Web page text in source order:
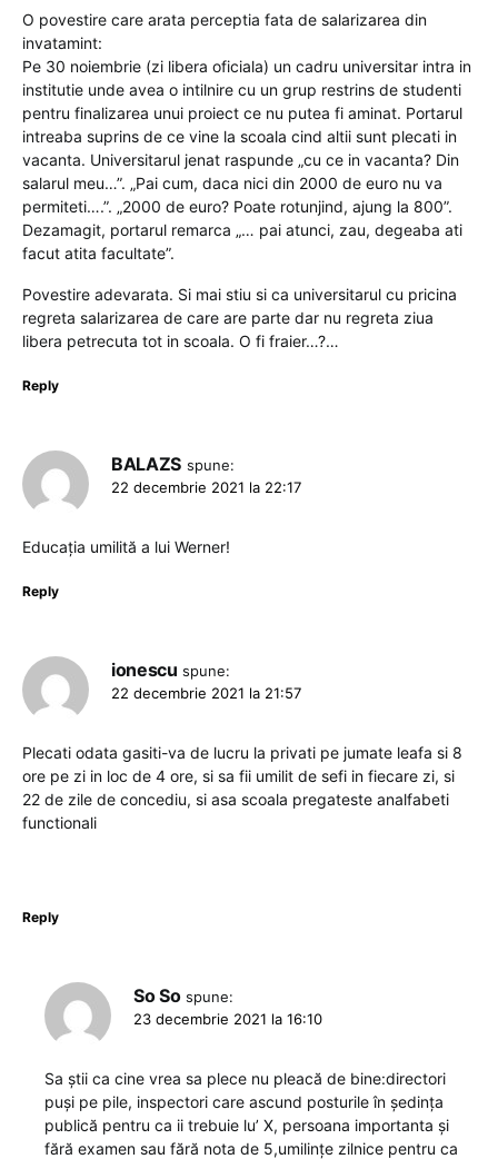
O povestire care arata perceptia fata de salarizarea din
invatamint:
Pe 30 noiembrie (zi libera oficiala) un cadru universitar intra in
institutie unde avea o intilnire cu un grup restrins de studenti
pentru finalizarea unui proiect ce nu putea fi aminat. Portarul
intreaba suprins de ce vine la scoala cind altii sunt plecati in
vacanta. Universitarul jenat raspunde „cu ce in vacanta? Din
salarul meu…”. „Pai cum, daca nici din 2000 de euro nu va
permiteti….”. „2000 de euro? Poate rotunjind, ajung la 800”.
Dezamagit, portarul remarca „… pai atunci, zau, degeaba ati
facut atita facultate”.
Povestire adevarata. Si mai stiu si ca universitarul cu pricina
regreta salarizarea de care are parte dar nu regreta ziua
libera petrecuta tot in scoala. O fi fraier…?…
Reply
BALAZS spune:
22 decembrie 2021 la 22:17
Educația umilită a lui Werner!
Reply
ionescu spune:
22 decembrie 2021 la 21:57
Plecati odata gasiti-va de lucru la privati pe jumate leafa si 8
ore pe zi in loc de 4 ore, si sa fii umilit de sefi in fiecare zi, si
22 de zile de concediu, si asa scoala pregateste analfabeti
functionali
Reply
So So spune:
23 decembrie 2021 la 16:10
Sa știi ca cine vrea sa plece nu pleacă de bine:directori
puși pe pile, inspectori care ascund posturile în ședința
publică pentru ca ii trebuie lu’ X, persoana importanta și
fără examen sau fără nota de 5,umilințe zilnice pentru ca